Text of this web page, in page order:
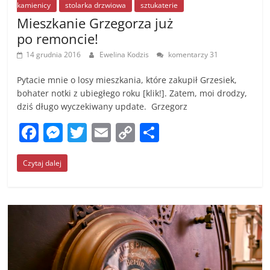
kamienicy
stolarka drzwiowa sztukaterie
Mieszkanie Grzegorza już
po remoncie!
14 grudnia 2016 Ewelina Kodzis komentarzy 31
Pytacie mnie o losy mieszkania, które zakupił Grzesiek,
bohater notki z ubiegłego roku [klik!]. Zatem, moi drodzy,
dziś długo wyczekiwany update. Grzegorz
F
a
c
b
o
M
e
ss
n
g
er
T E C
Li
n
k
Czytaj dalej